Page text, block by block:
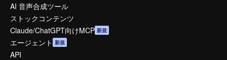
AI 音声合成ツール
ストックコンテンツ
Claude/ChatGPT向けMCP 新規
エージェント 新規
API